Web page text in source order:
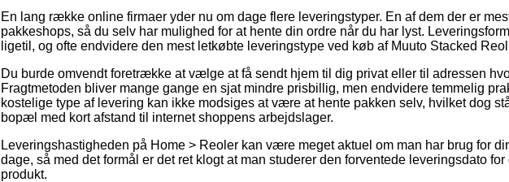
En lang række online firmaer yder nu om dage flere leveringstyper. En af dem der er
pakkeshops, så du selv har mulighed for at hente din ordre når du har lyst.
ligetil, og ofte endvidere den mest letkøbte leveringstype ved køb af Muuto Stacked
Du burde omvendt foretrække at vælge at få sendt hjem til dig privat eller til adressen
Fragtmetoden bliver mange gange en sjat mindre prisbillig, men endvidere temmelig
kostelige type af levering kan ikke modsiges at være at hente pakken selv, hvilket dog
bopæl med kort afstand til internet shoppens arbejdslager.
Leveringshastigheden på Home > Reoler kan være meget aktuel om man har brug for
dage, så med det formål er det ret klogt at man studerer den forventede leveringsdato
produkt.